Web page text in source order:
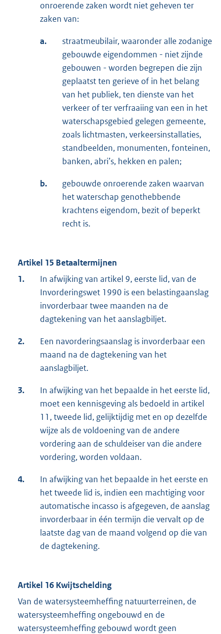
onroerende zaken wordt niet geheven ter
zaken van:
a.
straatmeubilair, waaronder alle zodanige
gebouwde eigendommen - niet zijnde
gebouwen - worden begrepen die zijn
geplaatst ten gerieve of in het belang
van het publiek, ten dienste van het
verkeer of ter verfraaiing van een in het
waterschapsgebied gelegen gemeente,
zoals lichtmasten, verkeersinstallaties,
standbeelden, monumenten, fonteinen,
banken, abri’s, hekken en palen;
b.
gebouwde onroerende zaken waarvan
het waterschap genothebbende
krachtens eigendom, bezit of beperkt
recht is.
Artikel 15 Betaaltermijnen
1.
In afwijking van artikel 9, eerste lid, van de
Invorderingswet 1990 is een belastingaanslag
invorderbaar twee maanden na de
dagtekening van het aanslagbiljet.
2.
Een navorderingsaanslag is invorderbaar een
maand na de dagtekening van het
aanslagbiljet.
3.
In afwijking van het bepaalde in het eerste lid,
moet een kennisgeving als bedoeld in artikel
11, tweede lid, gelijktijdig met en op dezelfde
wijze als de voldoening van de andere
vordering aan de schuldeiser van die andere
vordering, worden voldaan.
4.
In afwijking van het bepaalde in het eerste en
het tweede lid is, indien een machtiging voor
automatische incasso is afgegeven, de aanslag
invorderbaar in één termijn die vervalt op de
laatste dag van de maand volgend op die van
de dagtekening.
Artikel 16 Kwijtschelding
Van de watersysteemheffing natuurterreinen, de
watersysteemheffing ongebouwd en de
watersysteemheffing gebouwd wordt geen